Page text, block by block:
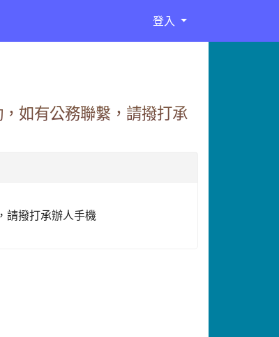
登入
如有公務聯繫，請撥打承
請撥打承辦人手機